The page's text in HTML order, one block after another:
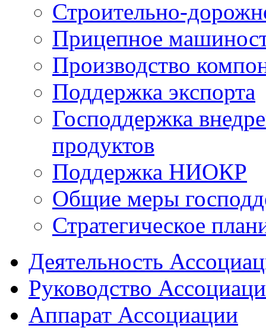
Строительно-
Прицепное
Производство
Поддержка экспорта
Господдержка
продуктов
Поддержка НИОКР
Общие меры
Стратегическое
Деятельность
Руководство
Аппарат Ассоциации